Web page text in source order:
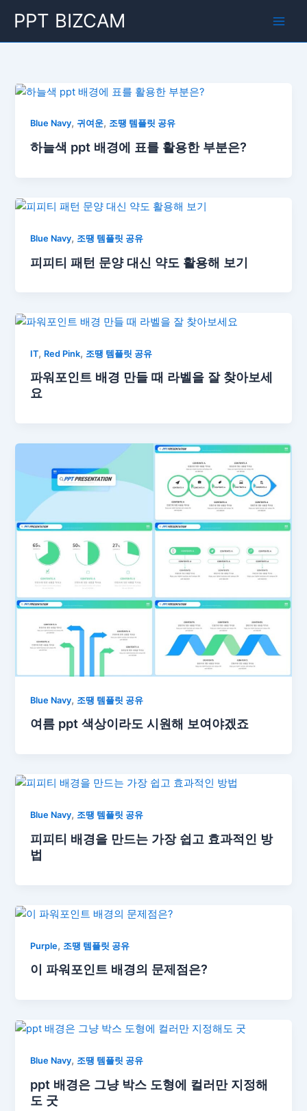
츠
PPT BIZCAM
Main
Blue Navy, 귀여운, 조땡 템플릿 공유
하늘색 ppt 배경에 표를 활용한 부분은?
Blue Navy, 조땡 템플릿 공유
피피티 패턴 문양 대신 약도 활용해 보기
IT, Red Pink, 조땡 템플릿 공유
파워포인트 배경 만들 때 라벨을 잘 찾아보세
요
Blue Navy, 조땡 템플릿 공유
여름 ppt 색상이라도 시원해 보여야겠죠
Blue Navy, 조땡 템플릿 공유
피피티 배경을 만드는 가장 쉽고 효과적인 방
법
Purple, 조땡 템플릿 공유
이 파워포인트 배경의 문제점은?
Blue Navy, 조땡 템플릿 공유
ppt 배경은 그냥 박스 도형에 컬러만 지정해
도 굿